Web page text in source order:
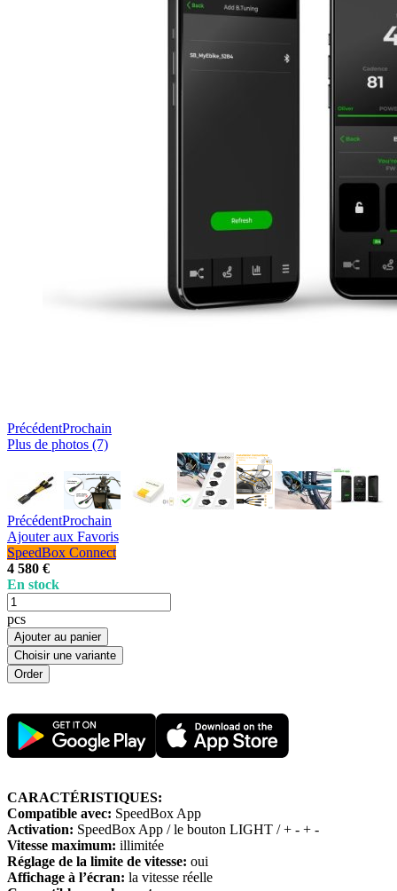
PrécédentProchain
Plus de photos (7)
PrécédentProchain
Ajouter aux Favoris
SpeedBox Connect
4 580 €
En stock
pcs
Ajouter au panier
Choisir une variante
CARACTÉRISTIQUES:
Compatible avec: SpeedBox App
Activation: SpeedBox App / le bouton LIGHT / + - + -
Vitesse maximum: illimitée
Réglage de la limite de vitesse: oui
Affichage à l’écran: la vitesse réelle